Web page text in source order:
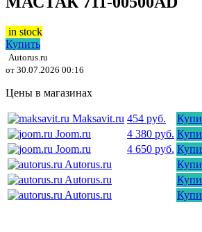
in stock
Купить
Autorus.ru
от 30.07.2026 00:16
Цены в магазинах
Maksavit.ru 454 руб.
Joom.ru
4 380 руб.
Joom.ru
4 650 руб.
Autorus.ru
Autorus.ru
Autorus.ru